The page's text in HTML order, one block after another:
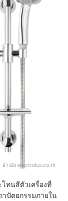
อ้างอิง:electrolux.co.th
ทนสีตัวเครื่องที่
าปัตยกรรมภายใน